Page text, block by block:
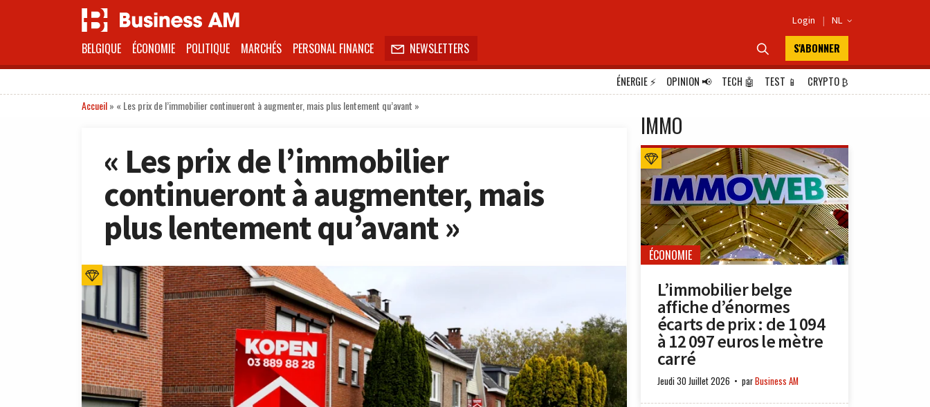
Login | NL 
BELGIQUE ÉCONOMIE POLITIQUE MARCHÉS PERSONAL FINANCE  NEWSLETTERS  S'ABONNER
ÉNERGIE⚡ OPINION📢 TECH 🤖 TEST 📱 CRYPTO₿
Accueil» « Les prix de l’immobilier continueront à augmenter, mais plus lentement qu’avant »
« Les prix de l’immobilier
continueront à augmenter, mais
plus lentement qu’avant »
IMMO
ÉCONOMIE
L’immobilier belge
affiche d’énormes
écarts de prix : de 1 094
à 12 097 euros le mètre
carré
Jeudi 30 Juillet 2026 parBusiness AM